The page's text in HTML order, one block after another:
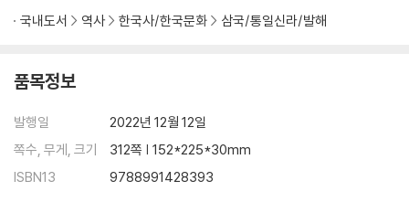
국내도서 역사 한국사/한국문화 삼국/통일신라/발해
품목정보
발행일
2022년 12월 12일
쪽수, 무게, 크기
312쪽 | 152*225*30mm
ISBN13
9788991428393